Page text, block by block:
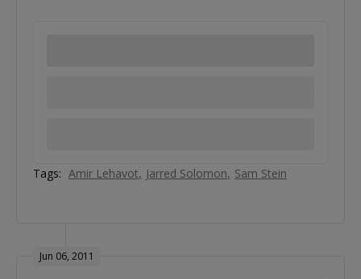
Tags: Amir Lehavot Jarred Solomon Sam Stein
Jun 06, 2011